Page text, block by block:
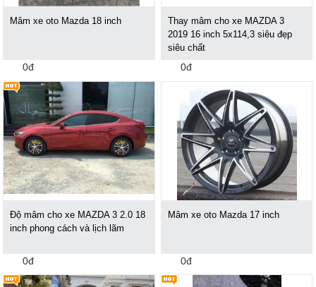
Mâm xe oto Mazda 18 inch
0đ
Thay mâm cho xe MAZDA 3
2019 16 inch 5x114,3 siêu đẹp
siêu chất
0đ
Độ mâm cho xe MAZDA 3 2.0 18
inch phong cách và lịch lãm
0đ
Mâm xe oto Mazda 17 inch
0đ